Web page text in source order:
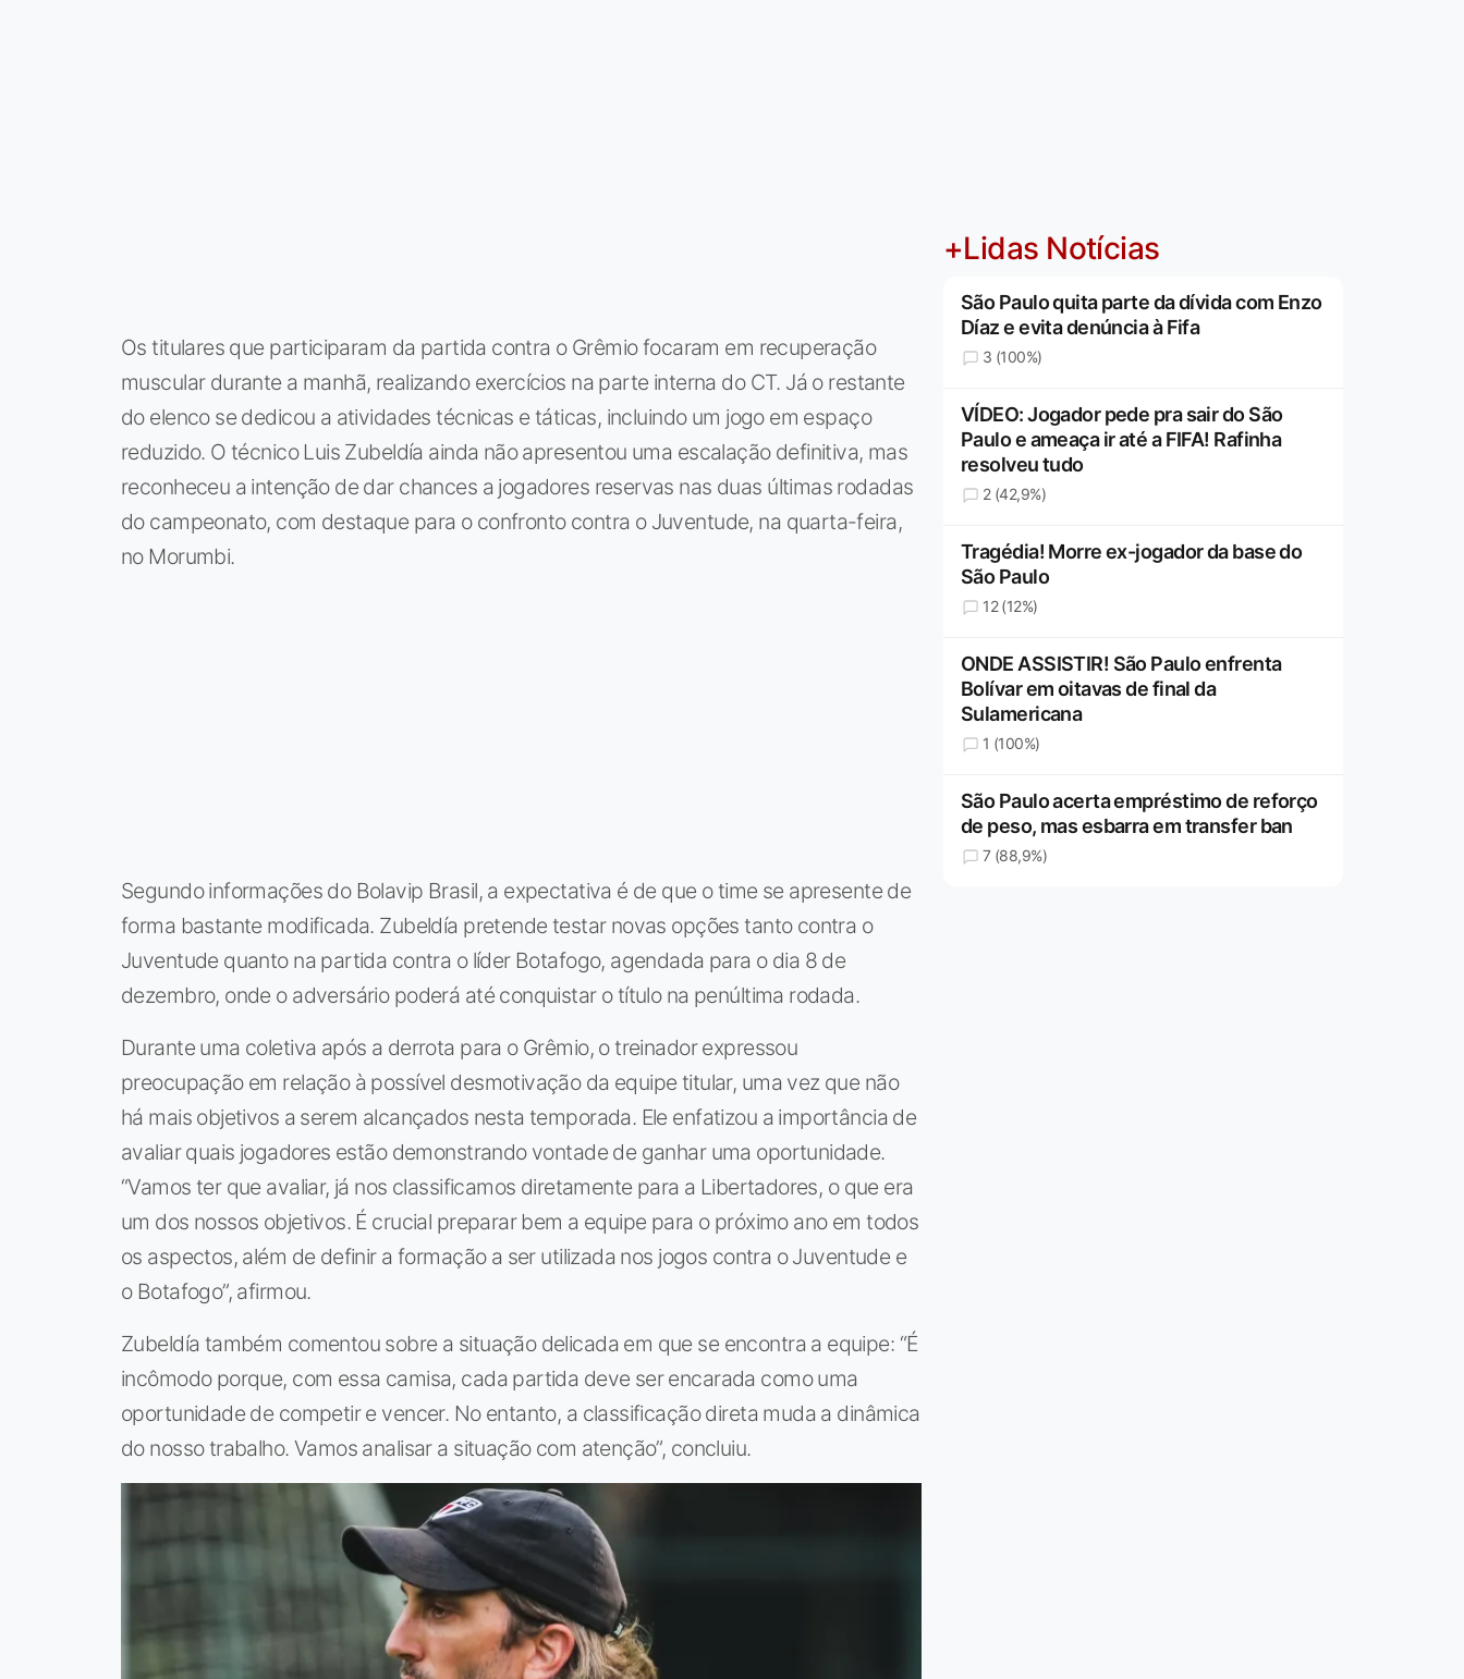
Os titulares que participaram da partida contra o Grêmio focaram em recuperação
muscular durante a manhã, realizando exercícios na parte interna do CT. Já o restante
do elenco se dedicou a atividades técnicas e táticas, incluindo um jogo em espaço
reduzido. O técnico Luis Zubeldía ainda não apresentou uma escalação definitiva, mas
reconheceu a intenção de dar chances a jogadores reservas nas duas últimas rodadas
do campeonato, com destaque para o confronto contra o Juventude, na quarta-feira,
no Morumbi.
Segundo informações do Bolavip Brasil, a expectativa é de que o time se apresente de
forma bastante modificada. Zubeldía pretende testar novas opções tanto contra o
Juventude quanto na partida contra o líder Botafogo, agendada para o dia 8 de
dezembro, onde o adversário poderá até conquistar o título na penúltima rodada.
Durante uma coletiva após a derrota para o Grêmio, o treinador expressou
preocupação em relação à possível desmotivação da equipe titular, uma vez que não
há mais objetivos a serem alcançados nesta temporada. Ele enfatizou a importância de
avaliar quais jogadores estão demonstrando vontade de ganhar uma oportunidade.
“Vamos ter que avaliar, já nos classificamos diretamente para a Libertadores, o que era
um dos nossos objetivos. É crucial preparar bem a equipe para o próximo ano em todos
os aspectos, além de definir a formação a ser utilizada nos jogos contra o Juventude e
o Botafogo”, afirmou.
Zubeldía também comentou sobre a situação delicada em que se encontra a equipe: “É
incômodo porque, com essa camisa, cada partida deve ser encarada como uma
oportunidade de competir e vencer. No entanto, a classificação direta muda a dinâmica
do nosso trabalho. Vamos analisar a situação com atenção”, concluiu.
+Lidas Notícias
São Paulo quita parte da dívida com Enzo
Díaz e evita denúncia à Fifa
3 (100%)
VÍDEO: Jogador pede pra sair do São
Paulo e ameaça ir até a FIFA! Rafinha
resolveu tudo
2 (42,9%)
Tragédia! Morre ex-jogador da base do
São Paulo
12 (12%)
ONDE ASSISTIR! São Paulo enfrenta
Bolívar em oitavas de final da
Sulamericana
1 (100%)
São Paulo acerta empréstimo de reforço
de peso, mas esbarra em transfer ban
7 (88,9%)